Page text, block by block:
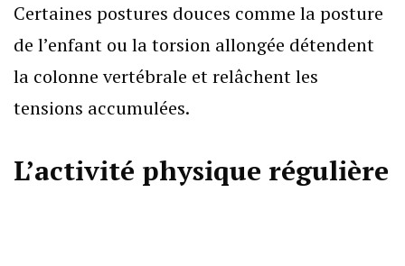
Certaines postures douces comme la posture
de l’enfant ou la torsion allongée détendent
la colonne vertébrale et relâchent les
tensions accumulées.
L’activité physique régulière